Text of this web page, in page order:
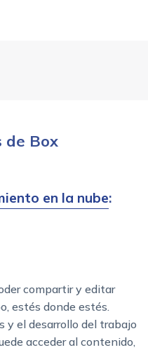
de Box
en la nube:
compartir y editar
estés donde estés.
y el desarrollo del trabajo
acceder al contenido,